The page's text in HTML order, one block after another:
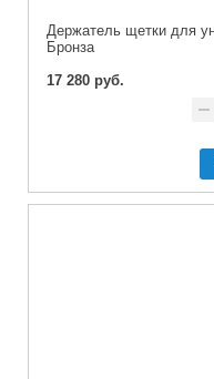
Держатель щетки для
Бронза
17 280 руб.